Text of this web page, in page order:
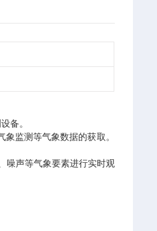
备。
监测等气象数据的获取。
声等气象要素进行实时观